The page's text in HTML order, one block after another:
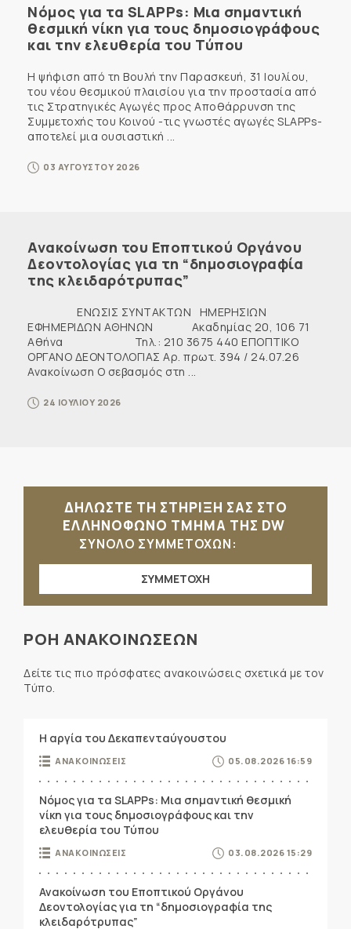
Νόμος για τα SLAPPs: Μια σημαντική
θεσμική νίκη για τους δημοσιογράφους
και την ελευθερία του Τύπου
Η ψήφιση από τη Βουλή την Παρασκευή, 31 Ιουλίου,
του νέου θεσμικού πλαισίου για την προστασία από
τις Στρατηγικές Αγωγές προς Αποθάρρυνση της
Συμμετοχής του Κοινού -τις γνωστές αγωγές SLAPPs-
αποτελεί μια ουσιαστική ...
03 ΑΥΓΟΥΣΤΟΥ 2026
Ανακοίνωση του Εποπτικού Οργάνου
Δεοντολογίας για τη “δημοσιογραφία
της κλειδαρότρυπας”
ΕΝΩΣΙΣ ΣΥΝΤΑΚΤΩΝ ΗΜΕΡΗΣΙΩΝ
ΕΦΗΜΕΡΙΔΩΝ ΑΘΗΝΩΝ Ακαδημίας 20, 106 71
Αθήνα Τηλ.: 210 3675 440 ΕΠΟΠΤΙΚΟ
ΟΡΓΑΝΟ ΔΕΟΝΤΟΛΟΓΙΑΣ Αρ. πρωτ. 394 / 24.07.26
Ανακοίνωση Ο σεβασμός στη ...
24 ΙΟΥΛΙΟΥ 2026
ΔΗΛΩΣΤΕ ΤΗ ΣΤΗΡΙΞΗ ΣΑΣ ΣΤΟ
ΕΛΛΗΝΟΦΩΝΟ ΤΜΗΜΑ ΤΗΣ DW
ΣΥΝΟΛΟ ΣΥΜΜΕΤΟΧΩΝ:
ΣΥΜΜΕΤΟΧΗ
ΡΟΗ ΑΝΑΚΟΙΝΩΣΕΩΝ
Δείτε τις πιο πρόσφατες ανακοινώσεις σχετικά με τον
Τύπο.
Η αργία του Δεκαπενταύγουστου
ΑΝΑΚΟΙΝΩΣΕΙΣ 05.08.2026 16:59
Νόμος για τα SLAPPs: Μια σημαντική θεσμική
νίκη για τους δημοσιογράφους και την
ελευθερία του Τύπου
ΑΝΑΚΟΙΝΩΣΕΙΣ 03.08.2026 15:29
Ανακοίνωση του Εποπτικού Οργάνου
Δεοντολογίας για τη “δημοσιογραφία της
κλειδαρότρυπας”